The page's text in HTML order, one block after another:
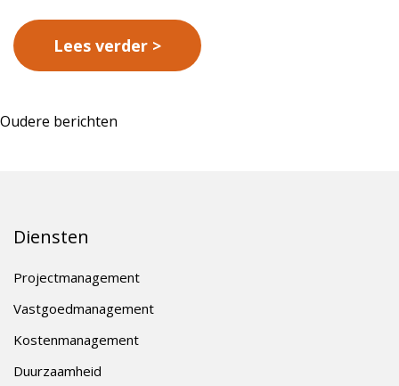
Lees verder
Berichtennavigatie
Oudere berichten
Diensten
Projectmanagement
Vastgoedmanagement
Kostenmanagement
Duurzaamheid